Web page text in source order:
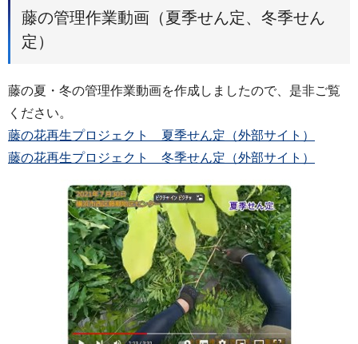
藤の管理作業動画（夏季せん定、冬季せん
定）
藤の夏・冬の管理作業動画を作成しましたので、是非ご覧
ください。
藤の花再生プロジェクト 夏季せん定（外部サイト）
藤の花再生プロジェクト 冬季せん定（外部サイト）